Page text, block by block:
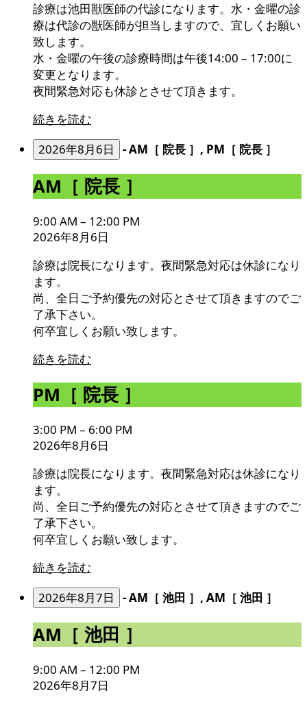
診療は池田獣医師の代診になります。水・金曜の診
療は代診の獣医師が担当しますので、宜しくお願い
致します。
水・金曜の午後の診療時間は午後14:00 – 17:00に
変更となります。
夜間緊急対応も休診とさせて頂きます。
続きを読む
2026年8月6日
-AM［ 院長 ］, PM［ 院長 ］
AM［
院
長
］
AM［ 院長 ］
9:00 AM – 12:00 PM
2026年8月6日
診療は院長になります。夜間緊急対応は休診になり
ます。
尚、全日ご予約優先の対応とさせて頂きますのでご
了承下さい。
何卒宜しくお願い致します。
続きを読む
PM［
院
長
］
PM［ 院長 ］
3:00 PM – 6:00 PM
2026年8月6日
診療は院長になります。夜間緊急対応は休診になり
ます。
尚、全日ご予約優先の対応とさせて頂きますのでご
了承下さい。
何卒宜しくお願い致します。
続きを読む
2026年8月7日
-AM［ 池田 ］, AM［ 池田 ］
AM［
池
田
］
AM［ 池田 ］
9:00 AM – 12:00 PM
2026年8月7日